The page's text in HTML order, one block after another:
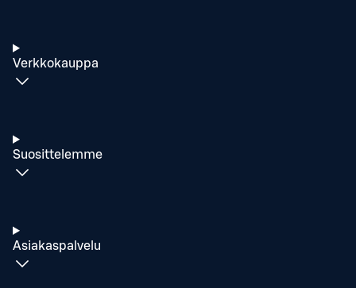
Verkkokauppa
Suosittelemme
Asiakaspalvelu